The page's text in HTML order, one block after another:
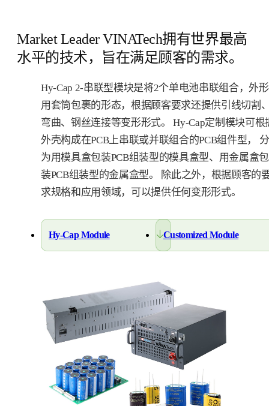
Market Leader VINATech拥有世界最高
水平的技术，旨在满足顾客的需求。
Hy-Cap 2-串联型模块是将2个单电池串联组合，外形
用套筒包裹的形态，根据顾客要求还提供引线切割
弯曲、钢丝连接等变形形式。 Hy-Cap定制模块可根
外壳构成在PCB上串联或并联组合的PCB组件型， 分
为用模具盒包装PCB组装型的模具盒型、用金属盒包
装PCB组装型的金属盒型。 除此之外，根据顾客的
求规格和应用领域，可以提供任何变形形式。
Hy-Cap Module Customized Module